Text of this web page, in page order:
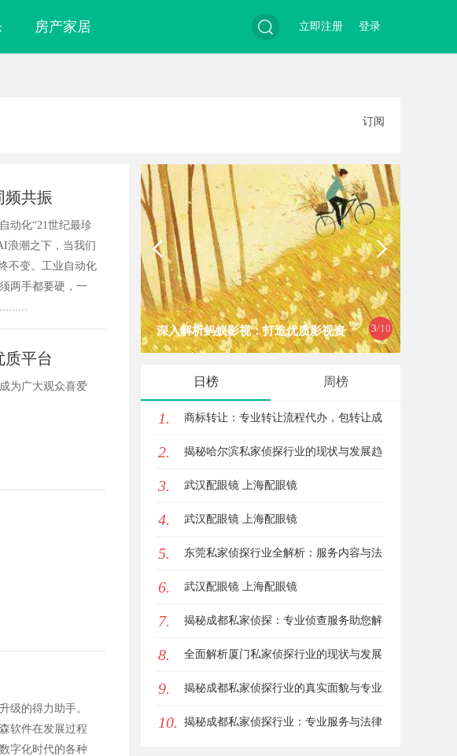
房产家居 登录
立即注册
订阅
频共振
动化“21世纪最珍
浪潮之下，当我们
不变。工业自动化
两手都要硬，一
质平台
为广大观众喜爱
级的得力助手。
软件在发展过程
字化时代的各种
3/10
资源的智能云 深入解析蚂蚁影视：打造优质影视资
日榜 周榜
1. 商标转让：专业转让流程代办，包转让成
功再付款
2. 揭秘哈尔滨私家侦探行业的现状与发展趋
势
3. 武汉配眼镜 上海配眼镜
4. 武汉配眼镜 上海配眼镜
5. 东莞私家侦探行业全解析：服务内容与法
律边界详解
6. 武汉配眼镜 上海配眼镜
7. 揭秘成都私家侦探：专业侦查服务助您解
心中疑惑
8. 全面解析厦门私家侦探行业的现状与发展
趋势
9. 揭秘成都私家侦探行业的真实面貌与专业
服务
10. 揭秘成都私家侦探行业：专业服务与法律